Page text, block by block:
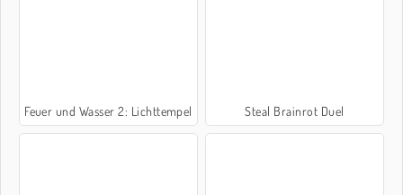
Feuer und Wasser 2: Lichttempel Steal Brainrot Duel